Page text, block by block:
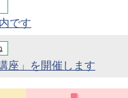
です
座」を開催します